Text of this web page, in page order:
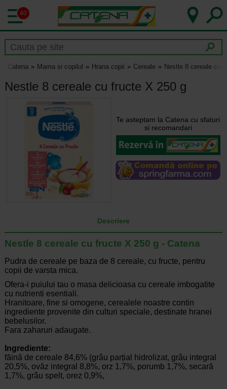
40
Catena Mama si copilul Hrana copii Cereale Nestle 8 cereale cu
Nestle 8 cereale cu fructe X 250 g
Te asteptam la Catena cu sfaturi
si recomandari
Descriere
Nestle 8 cereale cu fructe X 250 g - Catena
Pudra de cereale pe baza de 8 cereale, cu fructe, pentru
copii de varsta mica.
Ofera-i puiului tau o masa delicioasa cu cereale imbogatite
cu nutrienti esentiali.
Hranitoare, fine si omogene, cerealele noastre contin
ingrediente provenite din culturi speciale, destinate hranei
bebelusilor.
Fara zaharuri adaugate.
Ingrediente:
făină de cereale 84,6% (grâu parțial hidrolizat, grâu integral
20,5%, ovăz integral 8,8%, orz 1,7%, porumb 1,7%, secară
1,7%, grâu spelt, orez 0,9%,